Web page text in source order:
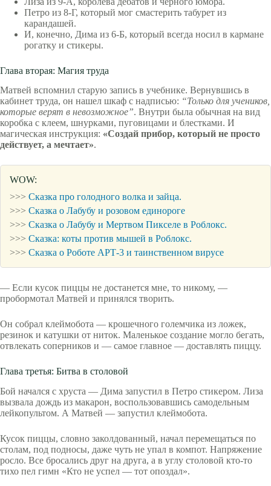
Петро из 8-Г, который мог смастерить табурет из
карандашей.
И, конечно, Дима из 6-Б, который всегда носил в кармане
рогатку и стикеры.
Глава вторая: Магия труда
Матвей вспомнил старую запись в учебнике. Вернувшись в
кабинет труда, он нашел шкаф с надписью: “Только для учеников,
которые верят в невозможное”. Внутри была обычная на вид
коробка с клеем, шнурками, пуговицами и блестками. И
магическая инструкция: «Создай прибор, который не просто
действует, а мечтает».
WOW:
>>> Сказка про голодного волка и зайца.
>>> Сказка о Лабубу и розовом единороге
>>> Сказка о Лабубу и Мертвом Пикселе в Роблокс.
>>> Сказка: коты против мышей в Роблокс.
>>> Сказка о Роботе АРТ-3 и таинственном вирусе
— Если кусок пиццы не достанется мне, то никому, —
пробормотал Матвей и принялся творить.
Он собрал клеймобота — крошечного големчика из ложек,
резинок и катушки от ниток. Маленькое создание могло бегать,
отвлекать соперников и — самое главное — доставлять пиццу.
Глава третья: Битва в столовой
Бой начался с хруста — Дима запустил в Петро стикером. Лиза
вызвала дождь из макарон, воспользовавшись самодельным
лейкопультом. А Матвей — запустил клеймобота.
Кусок пиццы, словно заколдованный, начал перемещаться по
столам, под подносы, даже чуть не упал в компот. Напряжение
росло. Все бросались друг на друга, а в углу столовой кто-то
тихо пел гимн «Кто не успел — тот опоздал».